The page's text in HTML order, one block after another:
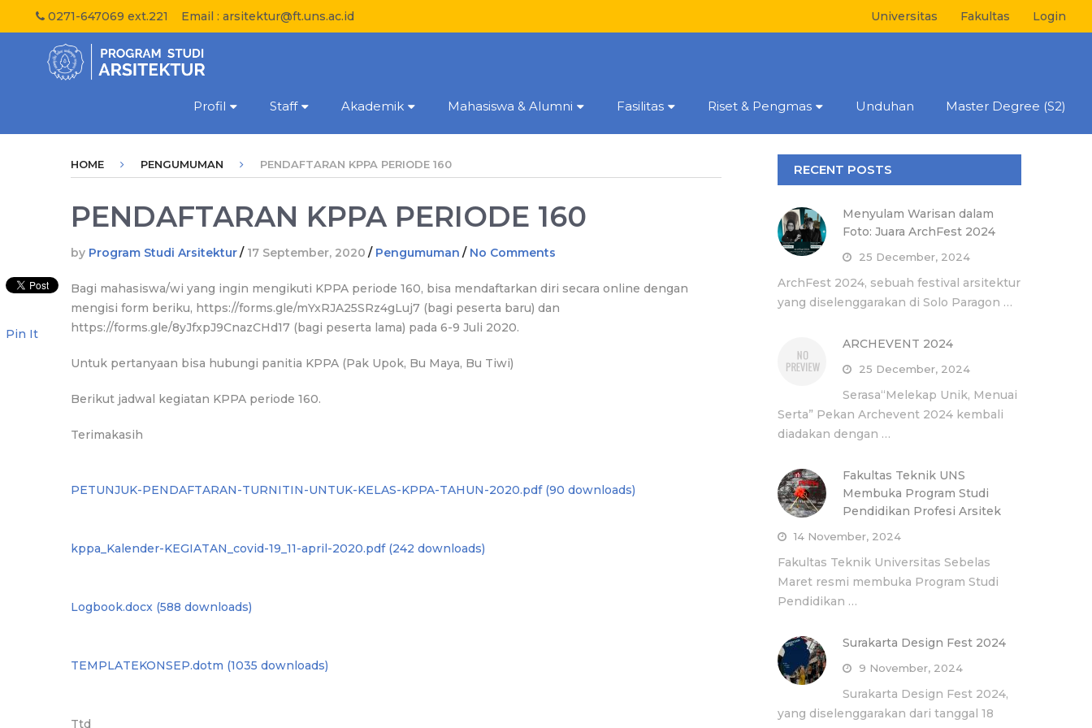
0271-647069 ext.221 Email : arsitektur@ft.uns.ac.id Universitas Fakultas Login
Profil Staff Akademik Mahasiswa & Alumni Fasilitas Riset & Pengmas Unduhan Master Degree (S2)
HOME PENGUMUMAN PENDAFTARAN KPPA PERIODE 160
PENDAFTARAN KPPA PERIODE 160
by Program Studi Arsitektur/ 17 September, 2020 / Pengumuman / No Comments
Bagi mahasiswa/wi yang ingin mengikuti KPPA periode 160, bisa mendaftarkan diri secara online dengan
mengisi form beriku, https://forms.gle/mYxRJA25SRz4gLuj7 (bagi peserta baru) dan
https://forms.gle/8yJfxpJ9CnazCHd17 (bagi peserta lama) pada 6-9 Juli 2020.
Untuk pertanyaan bisa hubungi panitia KPPA (Pak Upok, Bu Maya, Bu Tiwi)
Berikut jadwal kegiatan KPPA periode 160.
Terimakasih
PETUNJUK-PENDAFTARAN-TURNITIN-UNTUK-KELAS-KPPA-TAHUN-2020.pdf (90 downloads)
kppa_Kalender-KEGIATAN_covid-19_11-april-2020.pdf (242 downloads)
Logbook.docx (588 downloads)
TEMPLATEKONSEP.dotm (1035 downloads)
Ttd
Pin It
RECENT POSTS
Menyulam Warisan dalam
Foto: Juara ArchFest 2024
25 December, 2024
ArchFest 2024, sebuah festival arsitektur
yang diselenggarakan di Solo Paragon …
ARCHEVENT 2024
25 December, 2024
Serasa“Melekap Unik, Menuai
Serta” Pekan Archevent 2024 kembali
diadakan dengan …
Fakultas Teknik UNS
Membuka Program Studi
Pendidikan Profesi Arsitek
14 November, 2024
Fakultas Teknik Universitas Sebelas
Maret resmi membuka Program Studi
Pendidikan …
Surakarta Design Fest 2024
9 November, 2024
Surakarta Design Fest 2024,
yang diselenggarakan dari tanggal 18